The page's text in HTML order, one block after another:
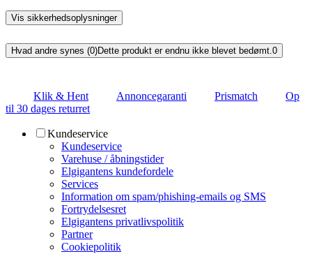
Vis sikkerhedsoplysninger
Hvad andre synes (0)Dette produkt er endnu ikke blevet bedømt.0
Klik & Hent Annoncegaranti Prismatch
Op
til 30 dages returret
Kundeservice
Kundeservice
Varehuse / åbningstider
Elgigantens kundefordele
Services
Information om spam/phishing-emails og SMS
Fortrydelsesret
Elgigantens privatlivspolitik
Partner
Cookiepolitik